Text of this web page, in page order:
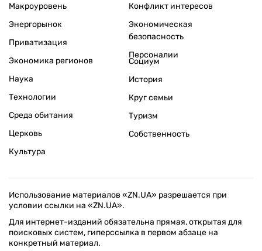
Макроуровень
Энергорынок
Приватизация
Экономика регионов
Конфликт интересов
Экономическая
безопасность
Персоналии
Наука
Технологии
Среда обитания
Церковь
Культура
Социум
История
Круг семьи
Туризм
Собственность
Использование материалов «ZN.UA» разрешается при
условии ссылки на «ZN.UA».
Для интернет-изданий обязательна прямая, открытая для
поисковых систем, гиперссылка в первом абзаце на
конкретный материал.